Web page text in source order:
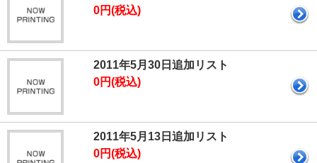
0円(税込)
2011年5月30日追加リスト
0円(税込)
2011年5月13日追加リスト
0円(税込)